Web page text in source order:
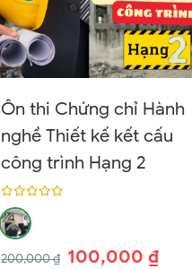
Ôn thi Chứng chỉ Hành
nghề Thiết kế kết cấu
công trình Hạng 2
200,000 ₫ 100,000 ₫